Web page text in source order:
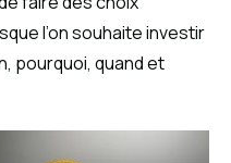
l’on souhaite investir
pourquoi, quand et